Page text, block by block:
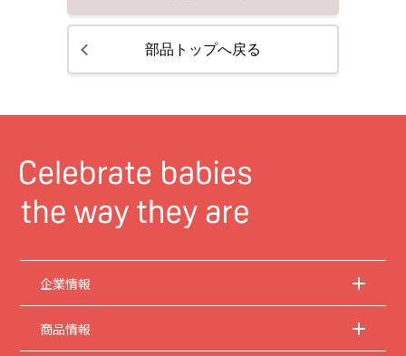
部品トップへ戻る
企業情報
商品情報